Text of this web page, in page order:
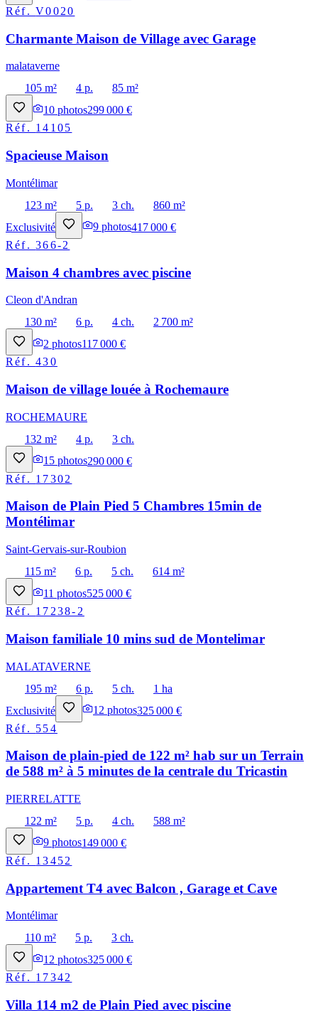
Réf.V0020
Charmante Maison de Village avec Garage
malataverne
105 m²
4 p.
85 m²
10 photos299 000 €
Réf. 14105
Spacieuse Maison
Montélimar
123 m²
5 p. 3 ch.
860 m²
Exclusivité
9 photos417 000 €
Réf.366-2
Maison 4 chambres avec piscine
Cleon d'Andran
130 m²
6 p. 4 ch.
2 700 m²
2 photos117 000 €
Réf.430
Maison de village louée à Rochemaure
ROCHEMAURE
132 m²
4 p.
3 ch.
15 photos290 000 €
Réf. 17302
Maison de Plain Pied 5 Chambres 15min de
Montélimar
Saint-Gervais-sur-Roubion
115 m²
6 p. 5 ch.
614 m²
11 photos525 000 €
Réf. 17238-2
Maison familiale 10 mins sud de Montelimar
MALATAVERNE
195 m²
6 p. 5 ch.
1 ha
Exclusivité
12 photos325 000 €
Réf. 554
Maison de plain-pied de 122 m² hab sur un Terrain
de 588 m² à 5 minutes de la centrale du Tricastin
PIERRELATTE
122 m²
5 p. 4 ch.
588 m²
9 photos149 000 €
Réf. 13452
Appartement T4 avec Balcon , Garage et Cave
Montélimar
110 m²
5 p.
3 ch.
12 photos325 000 €
Réf. 17342
Villa 114 m2 de Plain Pied avec piscine